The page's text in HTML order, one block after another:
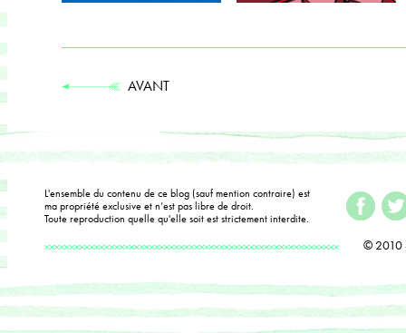
AVANT
L'ensemble du contenu de ce blog (sauf mention contraire) est
ma propriété exclusive et n’est pas libre de droit.
Toute reproduction quelle qu'elle soit est strictement interdite.
© 2010